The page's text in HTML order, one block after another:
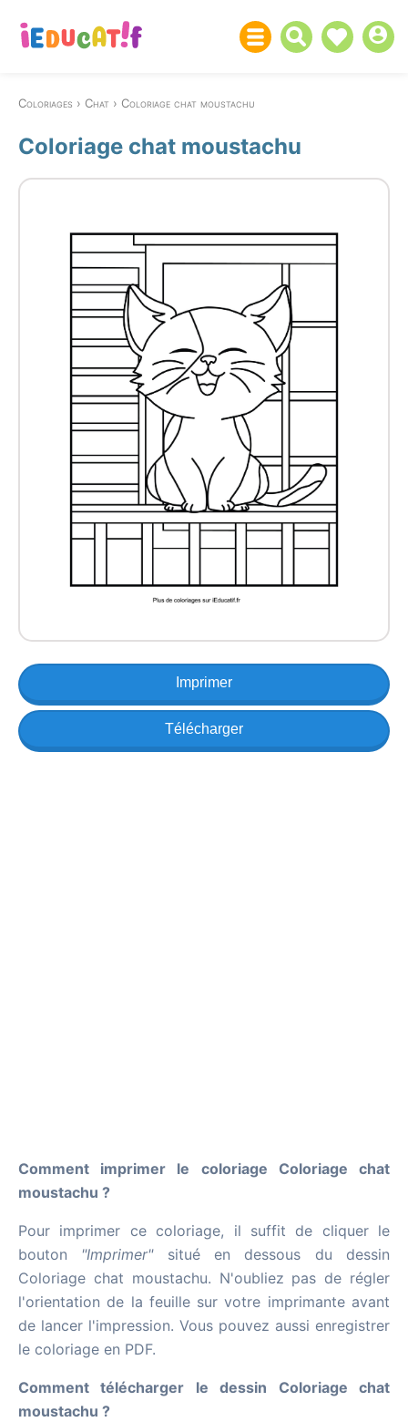
Coloriages Chat Coloriage chat moustachu
Coloriage chat moustachu
Imprimer
Télécharger
Comment imprimer le coloriage Coloriage chat
moustachu ?
Pour imprimer ce coloriage, il suffit de cliquer le
bouton "Imprimer"situé en dessous du dessin
Coloriage chat moustachu. N'oubliez pas de régler
l'orientation de la feuille sur votre imprimante avant
de lancer l'impression. Vous pouvez aussi enregistrer
le coloriage en PDF.
Comment télécharger le dessin Coloriage chat
moustachu ?